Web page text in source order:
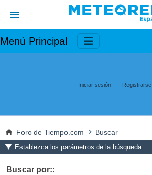
Menú Principal
Iniciar sesión Registrarse
Foro de Tiempo.com Buscar
Establezca los parámetros de la búsqueda
Buscar por::